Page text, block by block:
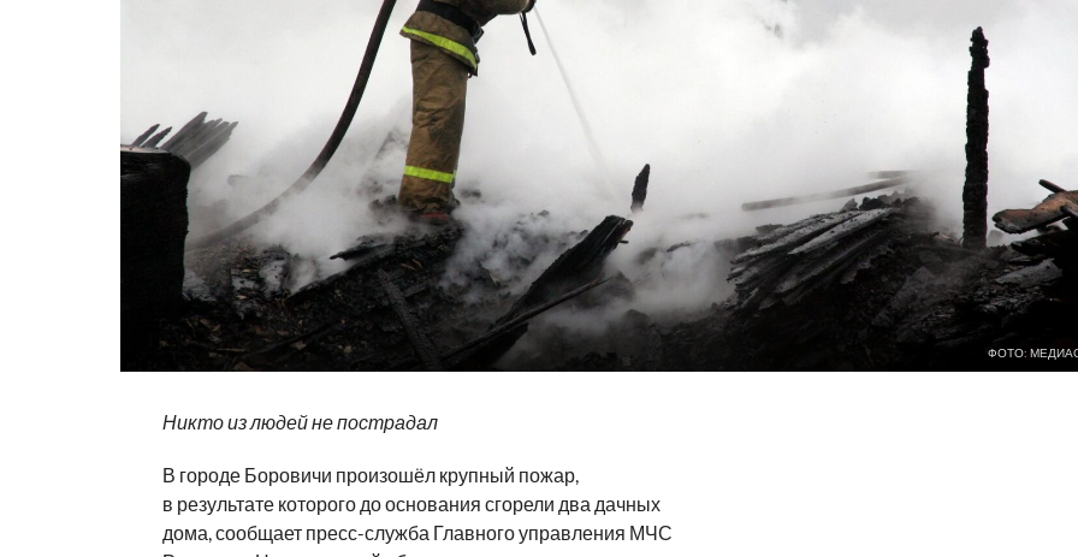
ФОТО:
Никто из людей не пострадал
В городе Боровичи произошёл крупный пожар,
в результате которого до основания сгорели два дачных
дома, сообщает пресс-служба Главного управления МЧС